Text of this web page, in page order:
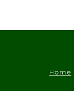
Home